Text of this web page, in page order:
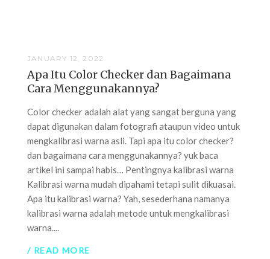
JANUARY 12, 2022
Apa Itu Color Checker dan Bagaimana
Cara Menggunakannya?
Color checker adalah alat yang sangat berguna yang
dapat digunakan dalam fotografi ataupun video untuk
mengkalibrasi warna asli. Tapi apa itu color checker?
dan bagaimana cara menggunakannya? yuk baca
artikel ini sampai habis… Pentingnya kalibrasi warna
Kalibrasi warna mudah dipahami tetapi sulit dikuasai.
Apa itu kalibrasi warna? Yah, sesederhana namanya
kalibrasi warna adalah metode untuk mengkalibrasi
warna....
/ READ MORE